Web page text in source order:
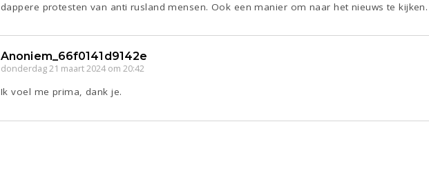
dappere protesten van anti rusland mensen. Ook een manier om naar het nieuws te kijken.
Anoniem_66f0141d9142e
donderdag 21 maart 2024 om 20:42
Ik voel me prima, dank je.